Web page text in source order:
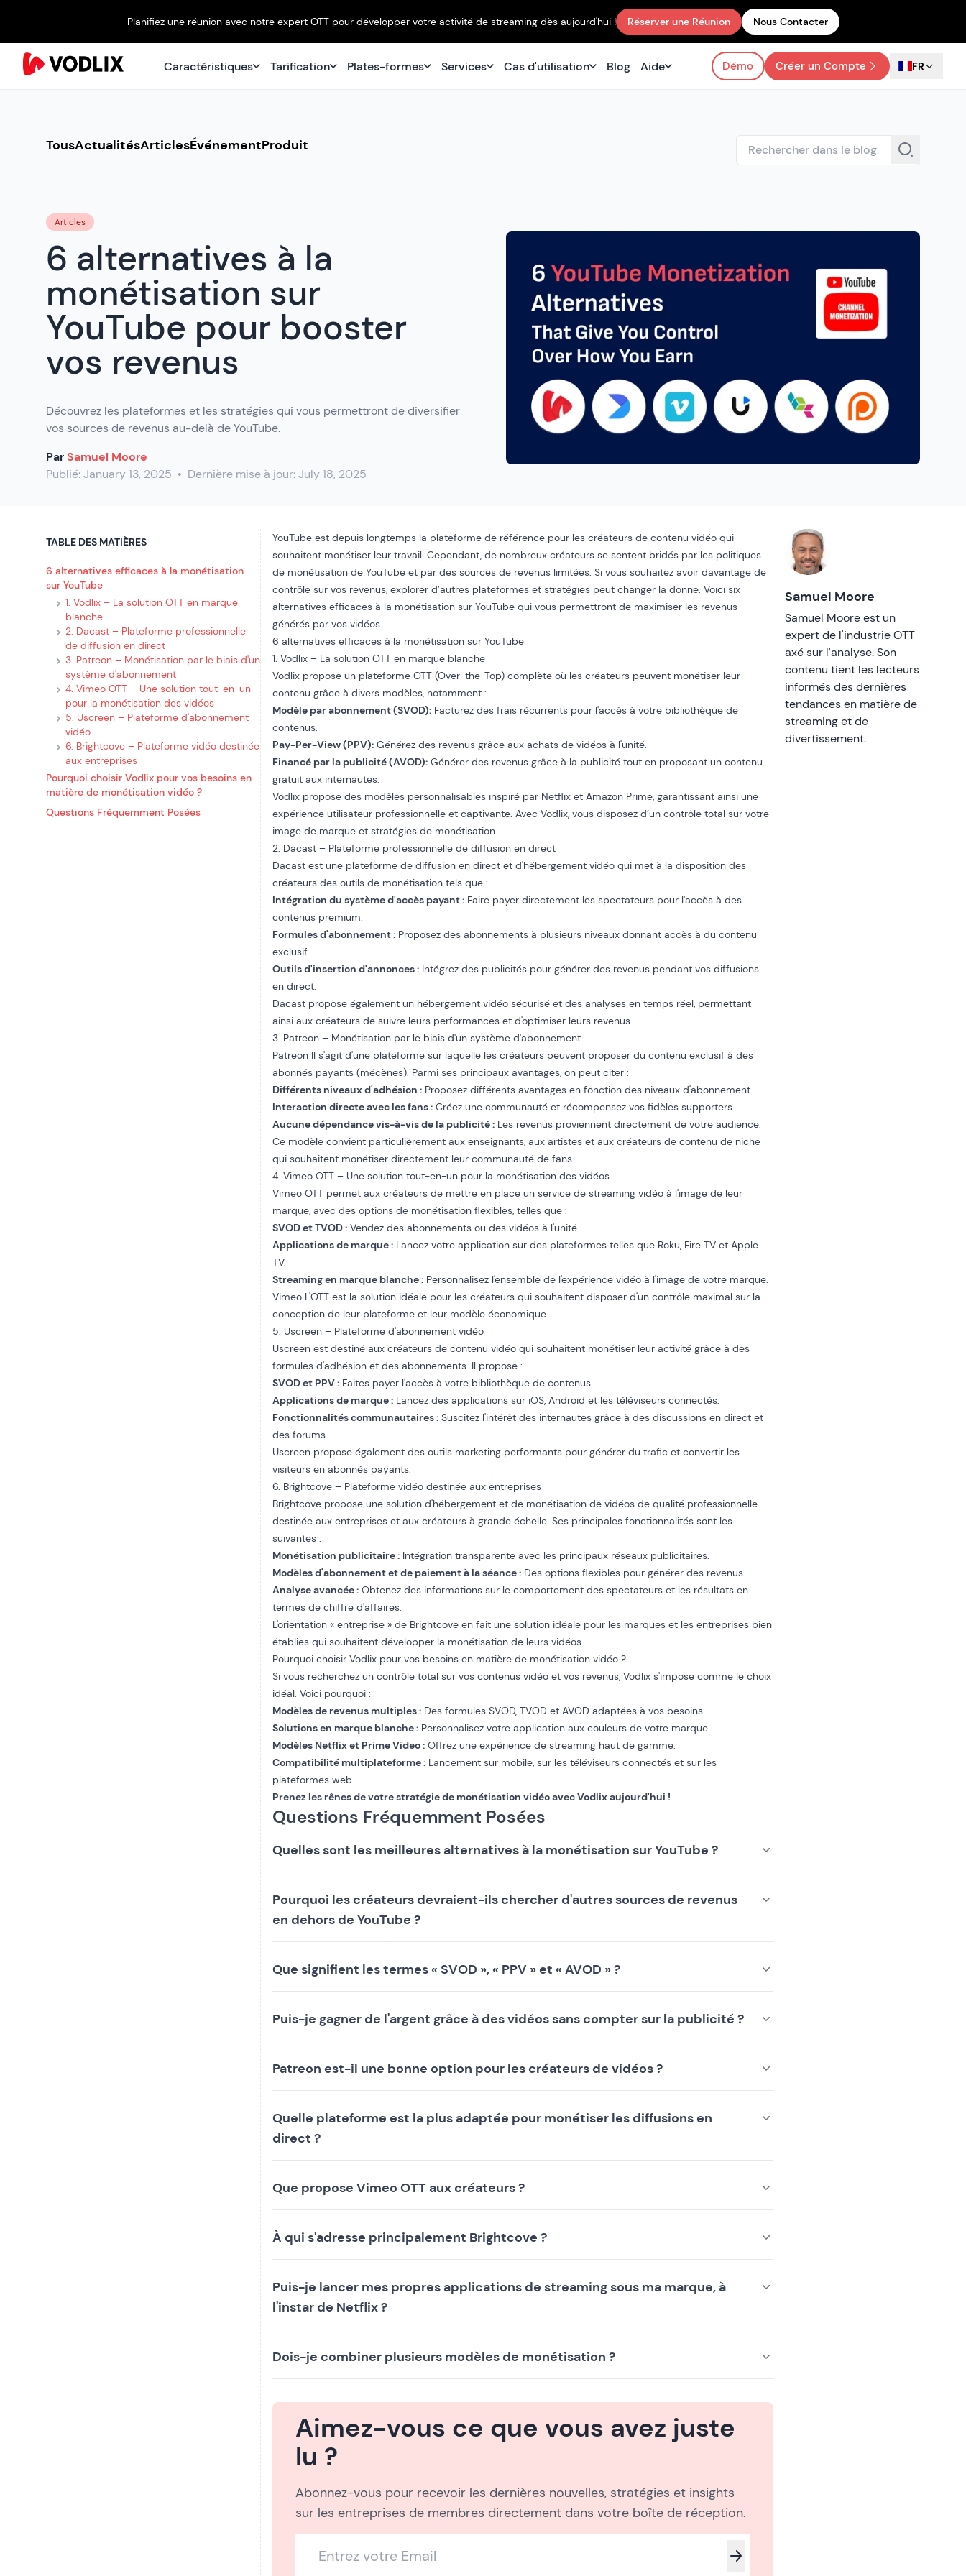
Planifiez une réunion avec notre expert OTT pour développer votre activité de streaming dès aujourd'hui ! Réserver une Réunion Nous Contacter
Caractéristiques Tarification Plates-formes Services Cas d'utilisation Blog Aide Démo Créer un Compte FR
TousActualitésArticlesÉvénementProduit
Articles
6 alternatives à la
monétisation sur
YouTube pour booster
vos revenus
Découvrez les plateformes et les stratégies qui vous permettront de diversifier
vos sources de revenus au-delà de YouTube.
ParSamuel Moore
Publié:January 13, 2025 • Dernière mise à jour:July 18, 2025
TABLE DES MATIÈRES
6 alternatives efficaces à la monétisation
sur YouTube
1. Vodlix – La solution OTT en marque
blanche
2. Dacast – Plateforme professionnelle
de diffusion en direct
3. Patreon – Monétisation par le biais d'un
système d'abonnement
4. Vimeo OTT – Une solution tout-en-un
pour la monétisation des vidéos
5. Uscreen – Plateforme d'abonnement
vidéo
6. Brightcove – Plateforme vidéo destinée
aux entreprises
Pourquoi choisir Vodlix pour vos besoins en
matière de monétisation vidéo ?
Questions Fréquemment Posées
YouTube est depuis longtemps la plateforme de référence pour les créateurs de contenu vidéo qui
souhaitent monétiser leur travail. Cependant, de nombreux créateurs se sentent bridés par les politiques
de monétisation de YouTube et par des sources de revenus limitées. Si vous souhaitez avoir davantage de
contrôle sur vos revenus, explorer d’autres plateformes et stratégies peut changer la donne. Voici six
alternatives efficaces à la monétisation sur YouTube qui vous permettront de maximiser les revenus
générés par vos vidéos.
6 alternatives efficaces à la monétisation sur YouTube
1. Vodlix – La solution OTT en marque blanche
Vodlix propose un plateforme OTT (Over-the-Top) complète où les créateurs peuvent monétiser leur
contenu grâce à divers modèles, notamment :
Modèle par abonnement (SVOD): Facturez des frais récurrents pour l'accès à votre bibliothèque de
contenus.
Pay-Per-View (PPV): Générez des revenus grâce aux achats de vidéos à l'unité.
Financé par la publicité (AVOD): Générer des revenus grâce à la publicité tout en proposant un contenu
gratuit aux internautes.
Vodlix propose des modèles personnalisables inspiré par Netflix et Amazon Prime, garantissant ainsi une
expérience utilisateur professionnelle et captivante. Avec Vodlix, vous disposez d’un contrôle total sur votre
image de marque etstratégies de monétisation.
2. Dacast – Plateforme professionnelle de diffusion en direct
Dacast est une plateforme de diffusion en direct et d'hébergement vidéo qui met à la disposition des
créateurs des outils de monétisation tels que :
Intégration du système d'accès payant : Faire payer directement les spectateurs pour l'accès à des
contenus premium.
Formules d'abonnement : Proposez des abonnements à plusieurs niveaux donnant accès à du contenu
exclusif.
Outils d'insertion d'annonces : Intégrez des publicités pour générer des revenus pendant vos diffusions
en direct.
Dacast propose également un hébergement vidéo sécurisé et des analyses en temps réel, permettant
ainsi aux créateurs de suivre leurs performances et d'optimiser leurs revenus.
3. Patreon – Monétisation par le biais d'un système d'abonnement
Patreon Il s'agit d'une plateforme sur laquelle les créateurs peuvent proposer du contenu exclusif à des
abonnés payants (mécènes). Parmi ses principaux avantages, on peut citer :
Différents niveaux d'adhésion : Proposez différents avantages en fonction des niveaux d'abonnement.
Interaction directe avec les fans : Créez une communauté et récompensez vos fidèles supporters.
Aucune dépendance vis-à-vis de la publicité : Les revenus proviennent directement de votre audience.
Ce modèle convient particulièrement aux enseignants, aux artistes et aux créateurs de contenu de niche
qui souhaitent monétiser directement leur communauté de fans.
4. Vimeo OTT – Une solution tout-en-un pour la monétisation des vidéos
Vimeo OTT permet aux créateurs de mettre en place un service de streaming vidéo à l'image de leur
marque, avec des options de monétisation flexibles, telles que :
SVOD et TVOD : Vendez des abonnements ou des vidéos à l'unité.
Applications de marque : Lancez votre application sur des plateformes telles que Roku, Fire TV et Apple
TV.
Streaming en marque blanche : Personnalisez l'ensemble de l'expérience vidéo à l'image de votre marque.
Vimeo L'OTT est la solution idéale pour les créateurs qui souhaitent disposer d'un contrôle maximal sur la
conception de leur plateforme et leur modèle économique.
5. Uscreen – Plateforme d'abonnement vidéo
Uscreen est destiné aux créateurs de contenu vidéo qui souhaitent monétiser leur activité grâce à des
formules d'adhésion et des abonnements. Il propose :
SVOD et PPV : Faites payer l'accès à votre bibliothèque de contenus.
Applications de marque : Lancez des applications sur iOS, Android et les téléviseurs connectés.
Fonctionnalités communautaires : Suscitez l'intérêt des internautes grâce à des discussions en direct et
des forums.
Uscreen propose également des outils marketing performants pour générer du trafic et convertir les
visiteurs en abonnés payants.
6. Brightcove – Plateforme vidéo destinée aux entreprises
Brightcove propose une solution d'hébergement et de monétisation de vidéos de qualité professionnelle
destinée aux entreprises et aux créateurs à grande échelle. Ses principales fonctionnalités sont les
suivantes :
Monétisation publicitaire : Intégration transparente avec les principaux réseaux publicitaires.
Modèles d'abonnement et de paiement à la séance : Des options flexibles pour générer des revenus.
Analyse avancée : Obtenez des informations sur le comportement des spectateurs et les résultats en
termes de chiffre d'affaires.
L'orientation « entreprise » de Brightcove en fait une solution idéale pour les marques et les entreprises bien
établies qui souhaitent développer la monétisation de leurs vidéos.
Pourquoi choisir Vodlix pour vos besoins en matière de monétisation vidéo ?
Si vous recherchez un contrôle total sur vos contenus vidéo et vos revenus, Vodlix s'impose comme le choix
idéal. Voici pourquoi :
Modèles de revenus multiples : Des formules SVOD, TVOD et AVOD adaptées à vos besoins.
Solutions en marque blanche : Personnalisez votre application aux couleurs de votre marque.
Modèles Netflix et Prime Video : Offrez une expérience de streaming haut de gamme.
Compatibilité multiplateforme : Lancement sur mobile, sur les téléviseurs connectés et sur les
plateformes web.
Prenez les rênes de votre stratégie de monétisation vidéo avecVodlixaujourd'hui !
Questions Fréquemment Posées
Quelles sont les meilleures alternatives à la monétisation sur YouTube ?
Pourquoi les créateurs devraient-ils chercher d'autres sources de revenus
en dehors de YouTube ?
Que signifient les termes « SVOD », « PPV » et « AVOD » ?
Puis-je gagner de l'argent grâce à des vidéos sans compter sur la publicité ?
Patreon est-il une bonne option pour les créateurs de vidéos ?
Quelle plateforme est la plus adaptée pour monétiser les diffusions en
direct ?
Que propose Vimeo OTT aux créateurs ?
À qui s'adresse principalement Brightcove ?
Puis-je lancer mes propres applications de streaming sous ma marque, à
l'instar de Netflix ?
Dois-je combiner plusieurs modèles de monétisation ?
Aimez-vous ce que vous avez juste
lu ?
Abonnez-vous pour recevoir les dernières nouvelles, stratégies et insights
sur les entreprises de membres directement dans votre boîte de réception.
Samuel Moore
Samuel Moore est un
expert de l'industrie OTT
axé sur l'analyse. Son
contenu tient les lecteurs
informés des dernières
tendances en matière de
streaming et de
divertissement.